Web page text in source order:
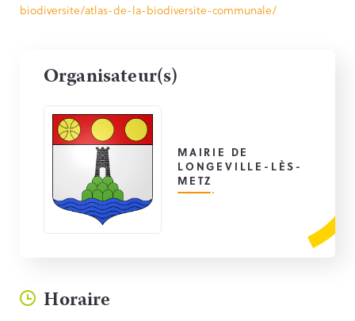
biodiversite/atlas-de-la-biodiversite-communale/
Organisateur(s)
MAIRIE DE
LONGEVILLE-LÈS-
METZ
Horaire